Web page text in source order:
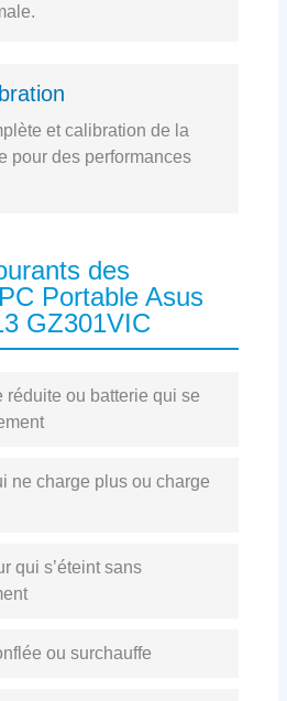
et calibration de la
pour des performances
des
Portable Asus
GZ301VIC
réduite ou batterie qui se
ne charge plus ou charge
qui s’éteint sans
ou surchauffe